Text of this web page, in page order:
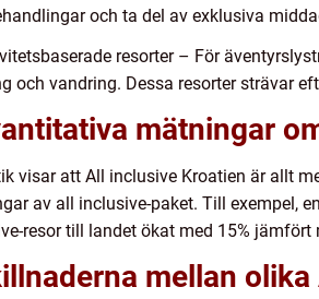
och ta del av exklusiva
resorter – För
och vandring. Dessa resorter strävar
mätningar
visar att All inclusive Kroatien är allt
av all inclusive-paket. Till exempel,
resor till landet ökat med 15% jämfört
mellan